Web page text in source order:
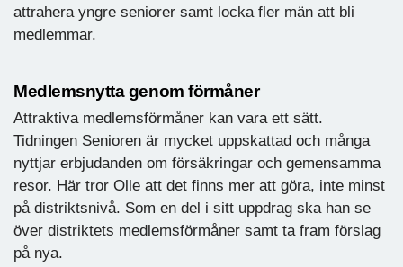
attrahera yngre seniorer samt locka fler män att bli
medlemmar.
Medlemsnytta genom förmåner
Attraktiva medlemsförmåner kan vara ett sätt.
Tidningen Senioren är mycket uppskattad och många
nyttjar erbjudanden om försäkringar och gemensamma
resor. Här tror Olle att det finns mer att göra, inte minst
på distriktsnivå. Som en del i sitt uppdrag ska han se
över distriktets medlemsförmåner samt ta fram förslag
på nya.